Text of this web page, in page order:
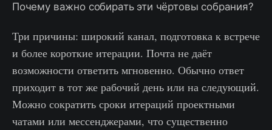
Почему важно собирать эти чёртовы собрания?
Три причины: широкий канал, подготовка к встрече
и более короткие итерации. Почта не даёт
возможности ответить мгновенно. Обычно ответ
приходит в тот же рабочий день или на следующий.
Можно сократить сроки итераций проектными
чатами или мессенджерами, что существенно